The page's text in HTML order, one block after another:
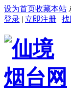
设为首页收藏本站
登录 | 立即注册 | 找